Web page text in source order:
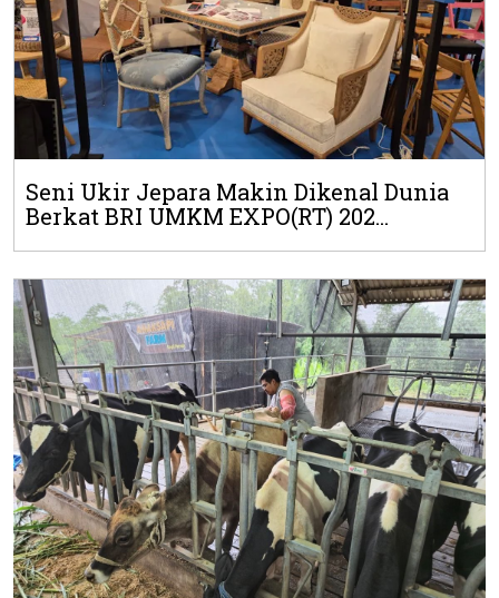
Seni Ukir Jepara Makin Dikenal Dunia
Berkat BRI UMKM EXPO(RT) 202...